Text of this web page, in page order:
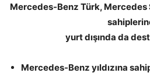
Mercedes-Benz Türk,
yurt dışında da
Mercedes-Benz yıldızına